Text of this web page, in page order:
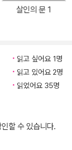
기만 하는 것이 두
한 비난과 원망을
안으로 점점 좁아
고 여기게 된다. 어
디지 못하고 고등
진학하지 않고 아르
‘양양’과 양양의
살인의 문 1
읽고 싶어요 1명
읽고 있어요 2명
읽었어요 35명
할 수 있습니다.